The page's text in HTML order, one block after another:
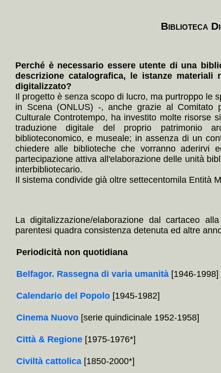
Biblioteca
Perché è necessario essere utente di una
descrizione catalografica, le istanze
digitalizzato?
Il progetto è senza scopo di lucro, ma purtroppo le
in Scena (ONLUS) -, anche grazie al Comitato
Culturale Controtempo, ha investito molte risorse
traduzione digitale del proprio patrimonio
biblioteconomico, e museale; in assenza di un
chiedere alle biblioteche che vorranno aderirvi
partecipazione attiva all'elaborazione delle unità
interbibliotecario.
Il sistema condivide già oltre settecentomila Entità
La digitalizzazione/elaborazione dal cartaceo
parentesi quadra consistenza detenuta ed altre
Periodicità non quotidiana
Belfagor. Rassegna di varia umanità [1946-1998]
Calendario del Popolo [1945-1982]
Cinema Nuovo [serie quindicinale 1952-1958]
Città & Regione [1975-1976*]
Civiltà cattolica [1850-2000*]